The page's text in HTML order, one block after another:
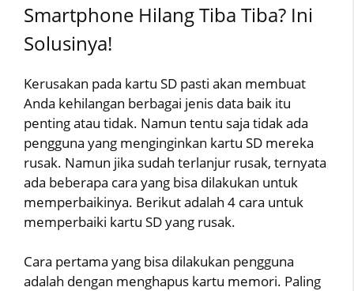
Smartphone Hilang Tiba Tiba? Ini
Solusinya!
Kerusakan pada kartu SD pasti akan membuat
Anda kehilangan berbagai jenis data baik itu
penting atau tidak. Namun tentu saja tidak ada
pengguna yang menginginkan kartu SD mereka
rusak. Namun jika sudah terlanjur rusak, ternyata
ada beberapa cara yang bisa dilakukan untuk
memperbaikinya. Berikut adalah 4 cara untuk
memperbaiki kartu SD yang rusak.
Cara pertama yang bisa dilakukan pengguna
adalah dengan menghapus kartu memori. Paling